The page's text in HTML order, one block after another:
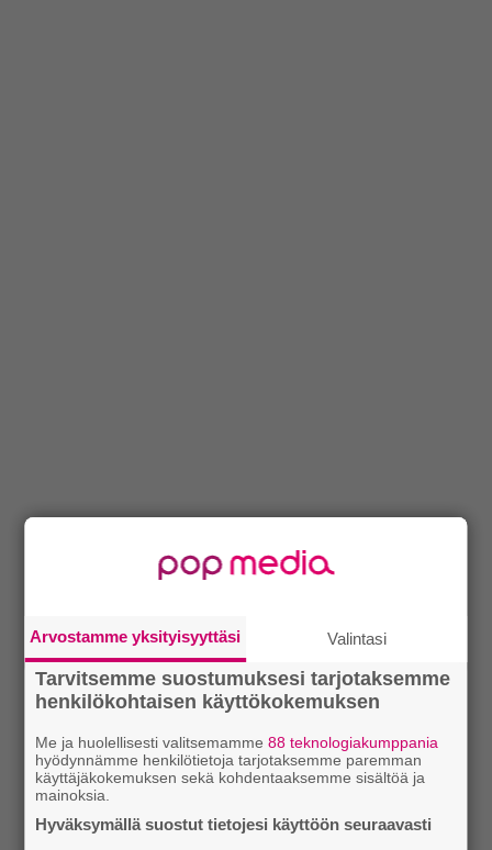
Arvostamme yksityisyyttäsi Valintasi
Tarvitsemme suostumuksesi tarjotaksemme
henkilökohtaisen käyttökokemuksen
Me ja huolellisesti valitsemamme88 teknologiakumppania
hyödynnämme henkilötietoja tarjotaksemme paremman
käyttäjäkokemuksen sekä kohdentaaksemme sisältöä ja
mainoksia.
Hyväksymällä suostut tietojesi käyttöön seuraavasti